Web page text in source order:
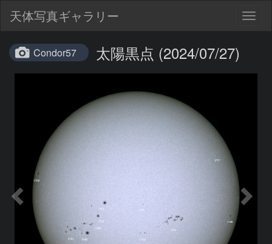
天体写真ギャラリー
Condor57 太陽黒点 (2024/07/27)